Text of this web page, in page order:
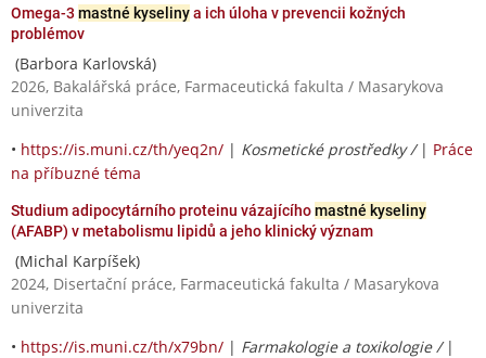
Omega-3 mastné kyselinya ich úloha v prevencii kožných
problémov
(Barbora Karlovská)
2026, Bakalářská práce, Farmaceutická fakulta / Masarykova
univerzita
• https://is.muni.cz/th/yeq2n/ | Kosmetické prostředky / | Práce
na příbuzné téma
Studium adipocytárního proteinu vázajícíhomastné kyseliny
(AFABP) v metabolismu lipidů a jeho klinický význam
(Michal Karpíšek)
2024, Disertační práce, Farmaceutická fakulta / Masarykova
univerzita
• https://is.muni.cz/th/x79bn/ | Farmakologie a toxikologie / |